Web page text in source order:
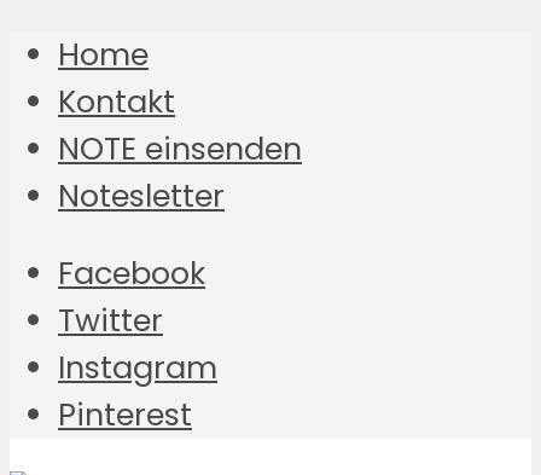
Home
Kontakt
NOTE einsenden
Notesletter
Facebook
Twitter
Instagram
Pinterest